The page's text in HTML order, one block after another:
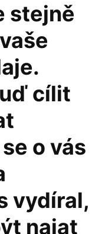
stejně
cílit
o vás
vydíral,
najat